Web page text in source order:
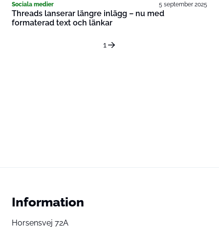
Sociala medier 5 september 2025
Threads lanserar längre inlägg – nu med
formaterad text och länkar
1
Information
Horsensvej 72A